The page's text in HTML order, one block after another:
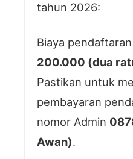
tahun 2026:
Biaya
200.000 (dua
Pastikan untuk
pembayaran
nomor Admin
Awan).